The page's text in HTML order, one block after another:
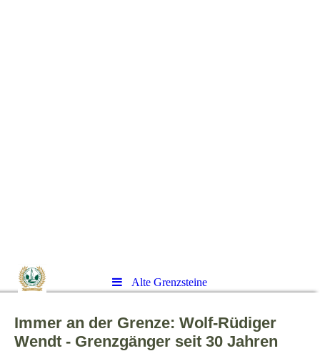
Alte Grenzsteine
Immer an der Grenze: Wolf-Rüdiger
Wendt - Grenzgänger seit 30 Jahren